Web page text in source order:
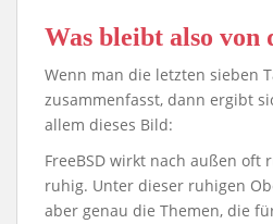
Was bleibt also von
Wenn man die letzten sieben
zusammenfasst, dann ergibt
allem dieses Bild:
FreeBSD wirkt nach außen oft
ruhig. Unter dieser ruhigen
aber genau die Themen, die